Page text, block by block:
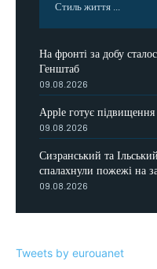
Стиль життя ...
На фронті за добу
Генштаб
09.08.2026
Apple готує
09.08.2026
Сизранський та
спалахнули пожежі на
09.08.2026
Tweets by eurouanet